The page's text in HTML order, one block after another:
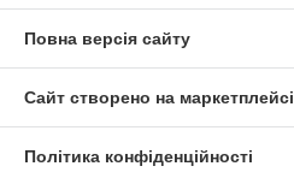
Повна версія сайту
Сайт створено на маркетплейсі
Політика конфіденційності